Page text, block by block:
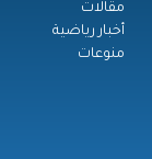
مقالات
أخبار رياضية
منوعات